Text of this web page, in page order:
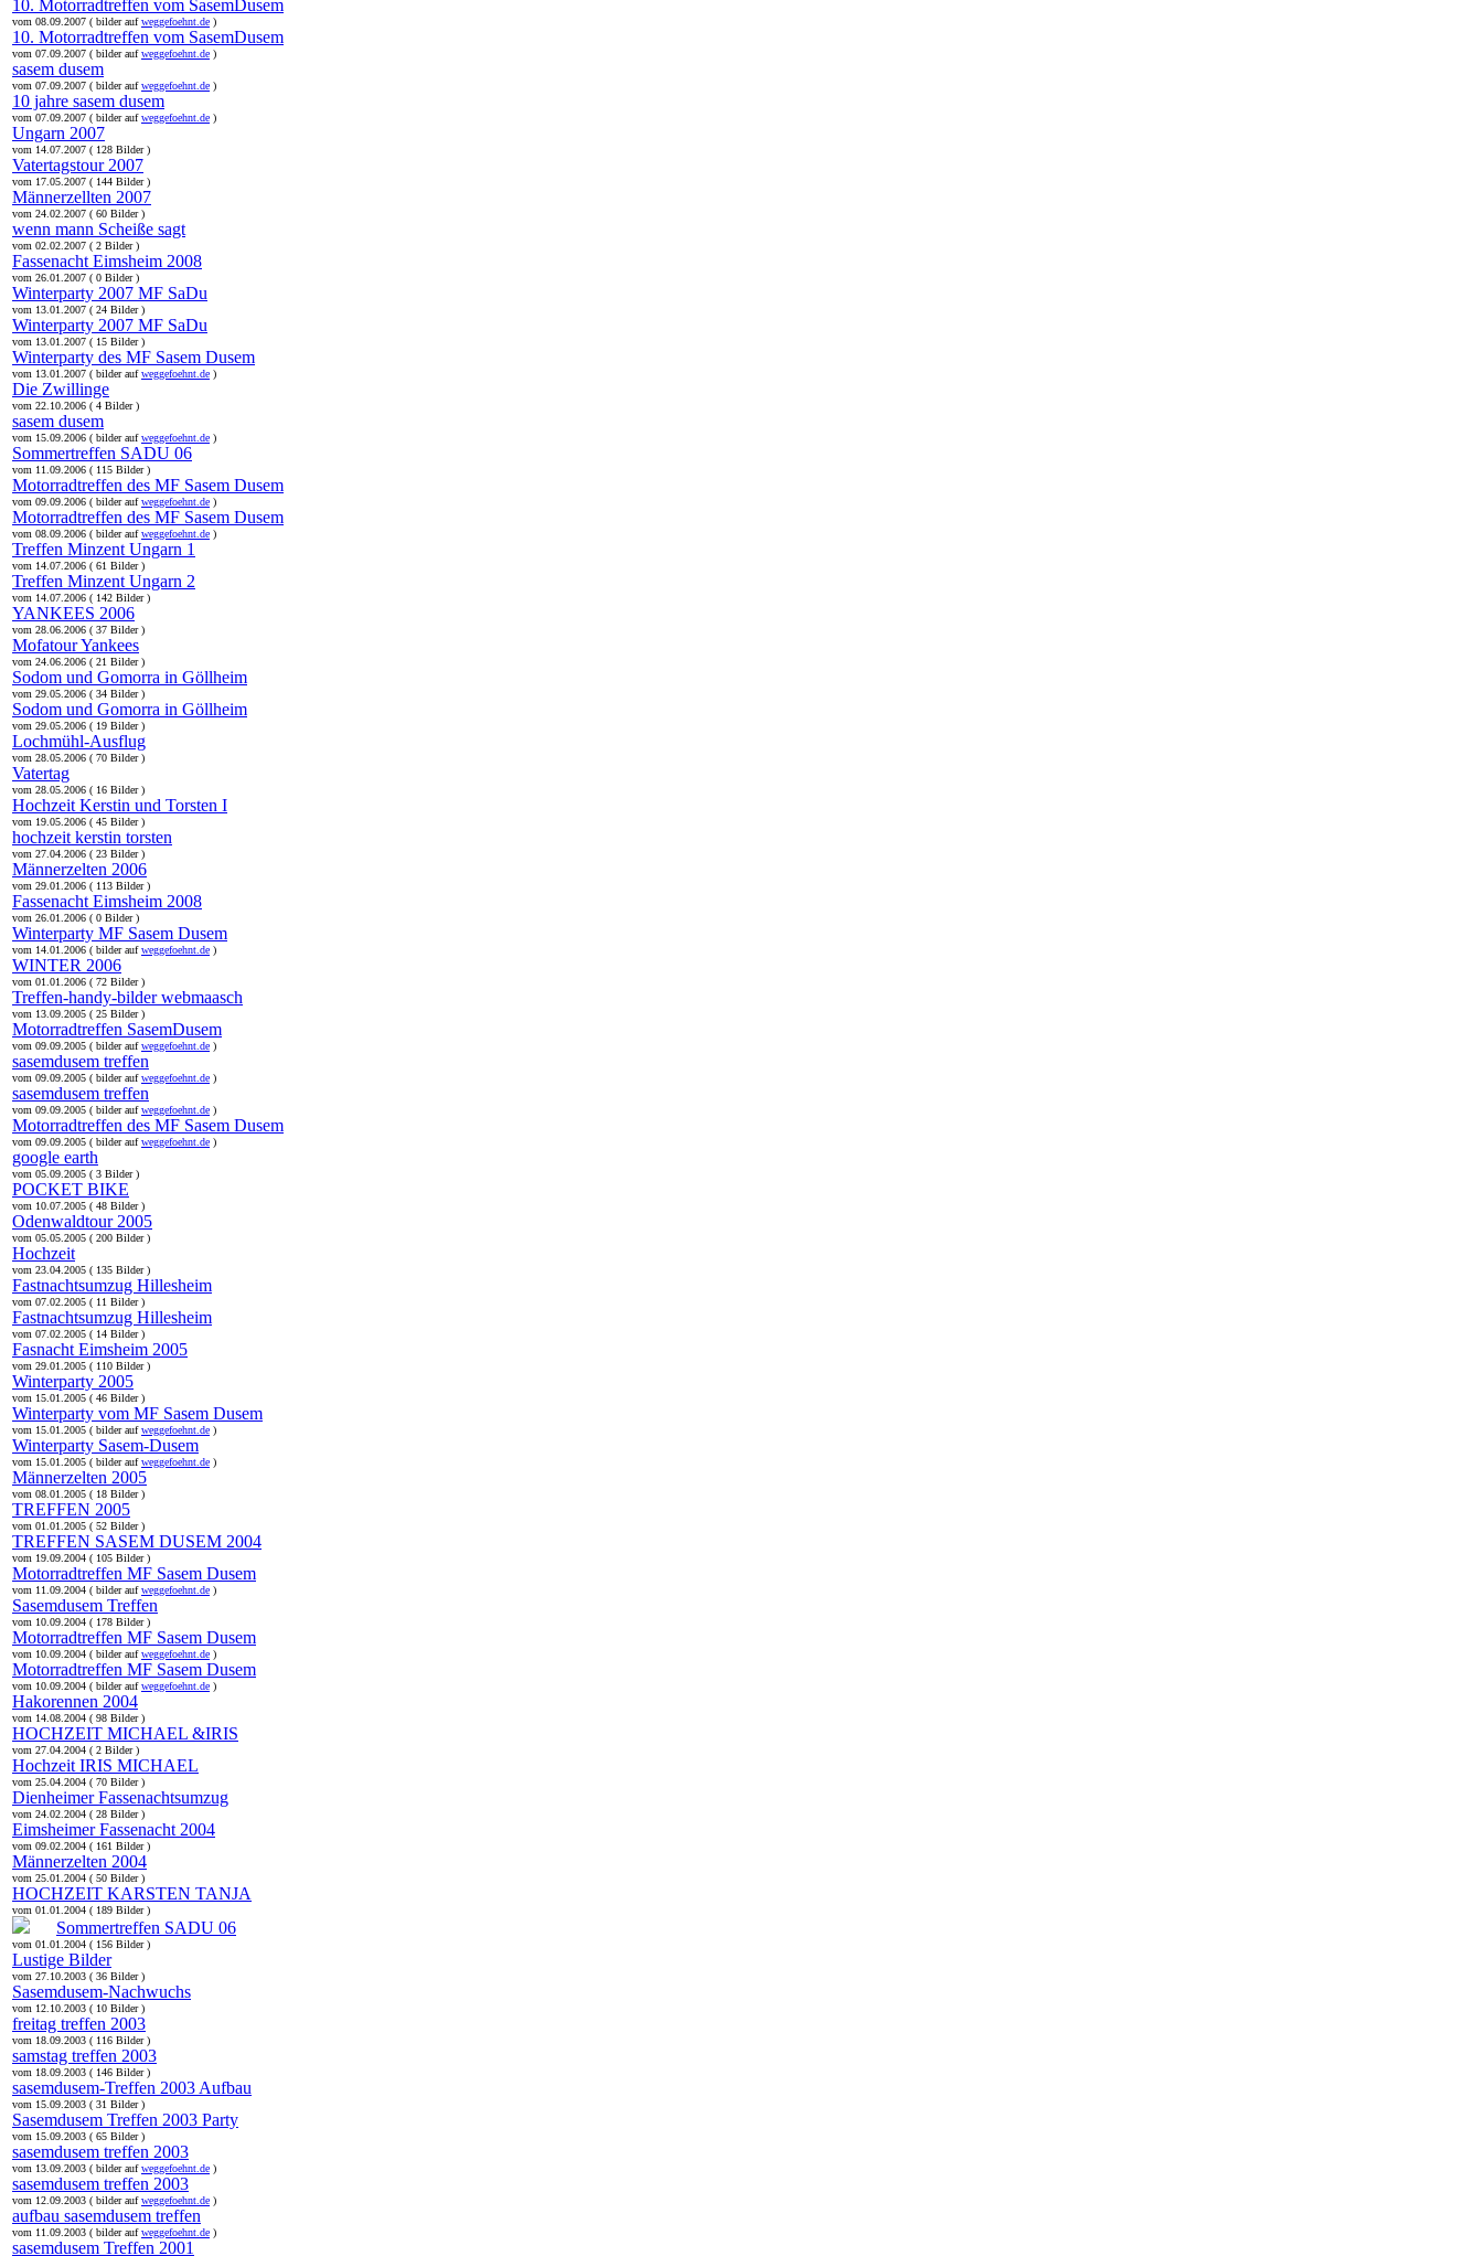
10. Motorradtreffen vom SasemDusem
vom 08.09.2007 ( bilder aufweggefoehnt.de )
10. Motorradtreffen vom SasemDusem
vom 07.09.2007 ( bilder aufweggefoehnt.de )
sasem dusem
vom 07.09.2007 ( bilder aufweggefoehnt.de )
10 jahre sasem dusem
vom 07.09.2007 ( bilder aufweggefoehnt.de )
Ungarn 2007
vom 14.07.2007 ( 128 Bilder )
Vatertagstour 2007
vom 17.05.2007 ( 144 Bilder )
Männerzellten 2007
vom 24.02.2007 ( 60 Bilder )
wenn mann Scheiße sagt
vom 02.02.2007 ( 2 Bilder )
Fassenacht Eimsheim 2008
vom 26.01.2007 ( 0 Bilder )
Winterparty 2007 MF SaDu
vom 13.01.2007 ( 24 Bilder )
Winterparty 2007 MF SaDu
vom 13.01.2007 ( 15 Bilder )
Winterparty des MF Sasem Dusem
vom 13.01.2007 ( bilder aufweggefoehnt.de )
Die Zwillinge
vom 22.10.2006 ( 4 Bilder )
sasem dusem
vom 15.09.2006 ( bilder aufweggefoehnt.de )
Sommertreffen SADU 06
vom 11.09.2006 ( 115 Bilder )
Motorradtreffen des MF Sasem Dusem
vom 09.09.2006 ( bilder aufweggefoehnt.de )
Motorradtreffen des MF Sasem Dusem
vom 08.09.2006 ( bilder aufweggefoehnt.de )
Treffen Minzent Ungarn 1
vom 14.07.2006 ( 61 Bilder )
Treffen Minzent Ungarn 2
vom 14.07.2006 ( 142 Bilder )
YANKEES 2006
vom 28.06.2006 ( 37 Bilder )
Mofatour Yankees
vom 24.06.2006 ( 21 Bilder )
Sodom und Gomorra in Göllheim
vom 29.05.2006 ( 34 Bilder )
Sodom und Gomorra in Göllheim
vom 29.05.2006 ( 19 Bilder )
Lochmühl-Ausflug
vom 28.05.2006 ( 70 Bilder )
Vatertag
vom 28.05.2006 ( 16 Bilder )
Hochzeit Kerstin und Torsten I
vom 19.05.2006 ( 45 Bilder )
hochzeit kerstin torsten
vom 27.04.2006 ( 23 Bilder )
Männerzelten 2006
vom 29.01.2006 ( 113 Bilder )
Fassenacht Eimsheim 2008
vom 26.01.2006 ( 0 Bilder )
Winterparty MF Sasem Dusem
vom 14.01.2006 ( bilder aufweggefoehnt.de )
WINTER 2006
vom 01.01.2006 ( 72 Bilder )
Treffen-handy-bilder webmaasch
vom 13.09.2005 ( 25 Bilder )
Motorradtreffen SasemDusem
vom 09.09.2005 ( bilder aufweggefoehnt.de )
sasemdusem treffen
vom 09.09.2005 ( bilder aufweggefoehnt.de )
sasemdusem treffen
vom 09.09.2005 ( bilder aufweggefoehnt.de )
Motorradtreffen des MF Sasem Dusem
vom 09.09.2005 ( bilder aufweggefoehnt.de )
google earth
vom 05.09.2005 ( 3 Bilder )
POCKET BIKE
vom 10.07.2005 ( 48 Bilder )
Odenwaldtour 2005
vom 05.05.2005 ( 200 Bilder )
Hochzeit
vom 23.04.2005 ( 135 Bilder )
Fastnachtsumzug Hillesheim
vom 07.02.2005 ( 11 Bilder )
Fastnachtsumzug Hillesheim
vom 07.02.2005 ( 14 Bilder )
Fasnacht Eimsheim 2005
vom 29.01.2005 ( 110 Bilder )
Winterparty 2005
vom 15.01.2005 ( 46 Bilder )
Winterparty vom MF Sasem Dusem
vom 15.01.2005 ( bilder aufweggefoehnt.de )
Winterparty Sasem-Dusem
vom 15.01.2005 ( bilder aufweggefoehnt.de )
Männerzelten 2005
vom 08.01.2005 ( 18 Bilder )
TREFFEN 2005
vom 01.01.2005 ( 52 Bilder )
TREFFEN SASEM DUSEM 2004
vom 19.09.2004 ( 105 Bilder )
Motorradtreffen MF Sasem Dusem
vom 11.09.2004 ( bilder aufweggefoehnt.de )
Sasemdusem Treffen
vom 10.09.2004 ( 178 Bilder )
Motorradtreffen MF Sasem Dusem
vom 10.09.2004 ( bilder aufweggefoehnt.de )
Motorradtreffen MF Sasem Dusem
vom 10.09.2004 ( bilder aufweggefoehnt.de )
Hakorennen 2004
vom 14.08.2004 ( 98 Bilder )
HOCHZEIT MICHAEL &IRIS
vom 27.04.2004 ( 2 Bilder )
Hochzeit IRIS MICHAEL
vom 25.04.2004 ( 70 Bilder )
Dienheimer Fassenachtsumzug
vom 24.02.2004 ( 28 Bilder )
Eimsheimer Fassenacht 2004
vom 09.02.2004 ( 161 Bilder )
Männerzelten 2004
vom 25.01.2004 ( 50 Bilder )
HOCHZEIT KARSTEN TANJA
vom 01.01.2004 ( 189 Bilder )
Sommertreffen SADU 06
vom 01.01.2004 ( 156 Bilder )
Lustige Bilder
vom 27.10.2003 ( 36 Bilder )
Sasemdusem-Nachwuchs
vom 12.10.2003 ( 10 Bilder )
freitag treffen 2003
vom 18.09.2003 ( 116 Bilder )
samstag treffen 2003
vom 18.09.2003 ( 146 Bilder )
sasemdusem-Treffen 2003 Aufbau
vom 15.09.2003 ( 31 Bilder )
Sasemdusem Treffen 2003 Party
vom 15.09.2003 ( 65 Bilder )
sasemdusem treffen 2003
vom 13.09.2003 ( bilder aufweggefoehnt.de )
sasemdusem treffen 2003
vom 12.09.2003 ( bilder aufweggefoehnt.de )
aufbau sasemdusem treffen
vom 11.09.2003 ( bilder aufweggefoehnt.de )
sasemdusem Treffen 2001